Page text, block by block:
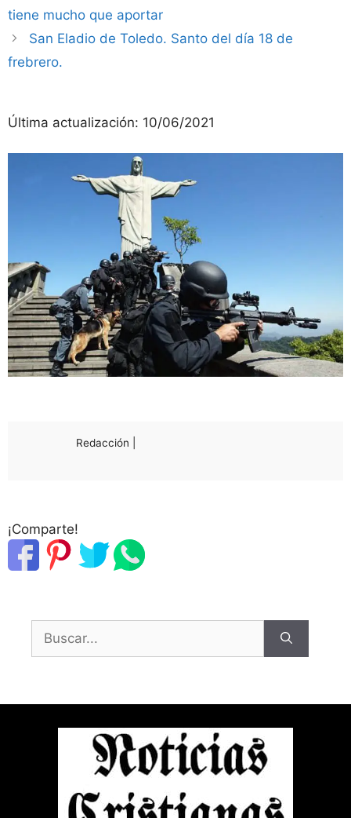
tiene mucho que aportar
San Eladio de Toledo. Santo del día 18 de
frebrero.
Última actualización: 10/06/2021
Redacción |
¡Comparte!